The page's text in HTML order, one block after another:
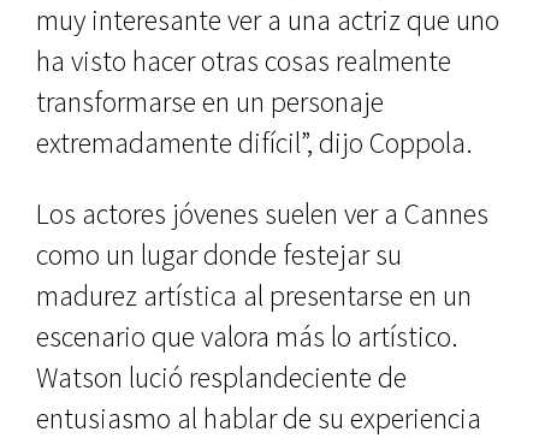
muy interesante ver a una actriz que uno
ha visto hacer otras cosas realmente
transformarse en un personaje
extremadamente difícil”, dijo Coppola.
Los actores jóvenes suelen ver a Cannes
como un lugar donde festejar su
madurez artística al presentarse en un
escenario que valora más lo artístico.
Watson lució resplandeciente de
entusiasmo al hablar de su experiencia